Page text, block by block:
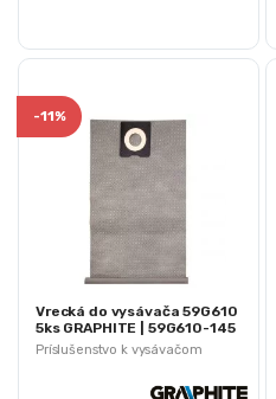
Príslušenstvo k vysávačom
-11%
Vrecká do vysávača 59G610
5ks GRAPHITE | 59G610-145